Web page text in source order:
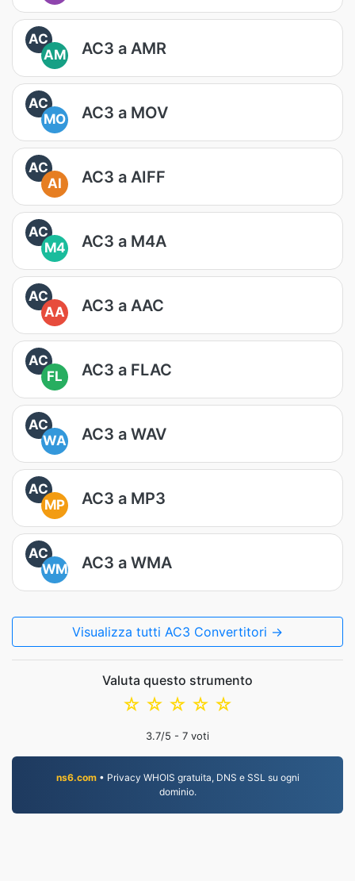
AC
AM
AC3 a AMR
AC
MO
AC3 a MOV
AC
AI
AC3 a AIFF
AC
M4
AC3 a M4A
AC
AA
AC3 a AAC
AC
FL
AC3 a FLAC
AC
WA
AC3 a WAV
AC
MP
AC3 a MP3
AC
WM
AC3 a WMA
Visualizza tutti AC3 Convertitori →
Valuta questo strumento
☆
☆
☆
☆
☆
3.7/5 - 7 voti
ns6.com• Privacy WHOIS gratuita, DNS e SSL su ogni
dominio.